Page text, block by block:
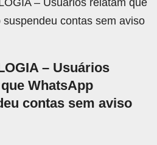
– Usuários
WhatsApp
contas sem aviso